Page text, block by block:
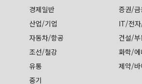
경제일반
증권/금
산업/기업
IT/전
자동차/항공
건설/
조선/철강
화학/에
유통
제약/바
중기